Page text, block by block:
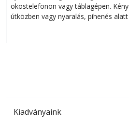
okostelefonon vagy táblagépen.
útközben vagy nyaralás, pihenés
Kiadványaink